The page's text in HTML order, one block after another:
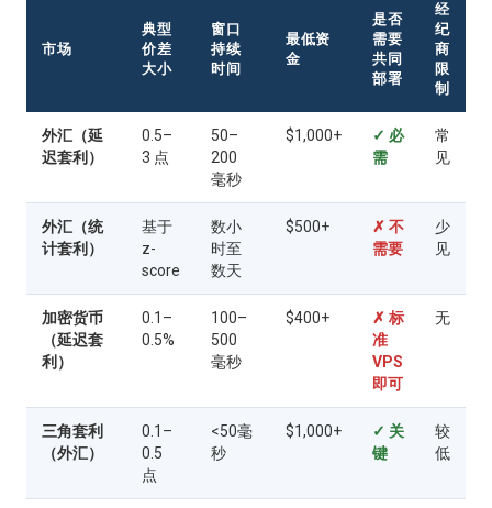
市场
典型
价差
大小
窗口
持续
时间
最低资
金
是否
需要
共同
部署
经
纪
商
限
制
外汇（延
迟套利）
0.5–
3 点
50–
200
毫秒
$1,000+
✓ 必
需
常
见
外汇（统
计套利）
基于
z-
score
数小
时至
数天
$500+
✗ 不
需要
少
见
加密货币
（延迟套
利）
0.1–
0.5%
100–
500
毫秒
$400+
✗ 标
准
VPS
即可
无
三角套利
（外汇）
0.1–
0.5
点
<50毫
秒
$1,000+
✓ 关
键
较
低